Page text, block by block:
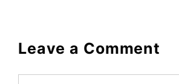
Leave a Comment